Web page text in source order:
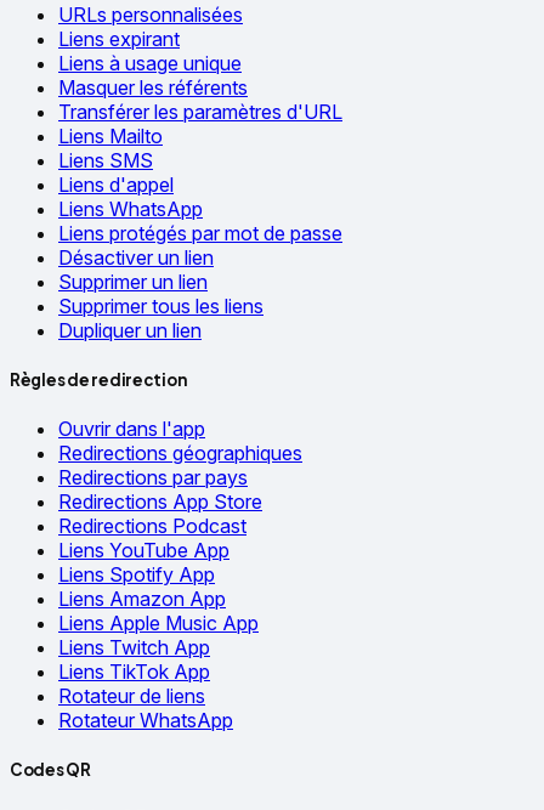
URLs personnalisées
Liens expirant
Liens à usage unique
Masquer les référents
Transférer les paramètres d'URL
Liens Mailto
Liens SMS
Liens d'appel
Liens WhatsApp
Liens protégés par mot de passe
Désactiver un lien
Supprimer un lien
Supprimer tous les liens
Dupliquer un lien
Règles de redirection
Ouvrir dans l'app
Redirections géographiques
Redirections par pays
Redirections App Store
Redirections Podcast
Liens YouTube App
Liens Spotify App
Liens Amazon App
Liens Apple Music App
Liens Twitch App
Liens TikTok App
Rotateur de liens
Rotateur WhatsApp
Codes QR